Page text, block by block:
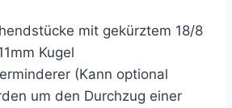
mit gekürztem 18/8
Kugel
(Kann optional
um den Durchzug einer